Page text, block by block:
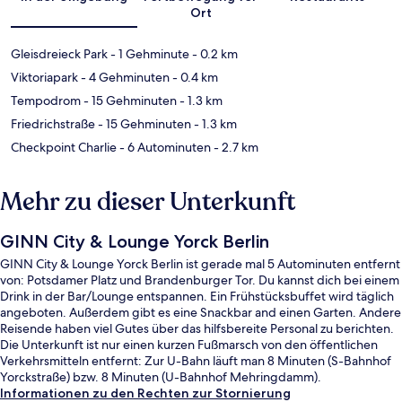
Ort
Gleisdreieck Park- 1 Gehminute- 0.2 km
Viktoriapark- 4 Gehminuten- 0.4 km
Tempodrom- 15 Gehminuten- 1.3 km
Friedrichstraße- 15 Gehminuten- 1.3 km
Checkpoint Charlie- 6 Autominuten- 2.7 km
Mehr zu dieser Unterkunft
GINN City & Lounge Yorck Berlin
GINN City & Lounge Yorck Berlin ist gerade mal 5 Autominuten entfernt
von: Potsdamer Platz und Brandenburger Tor. Du kannst dich bei einem
Drink in der Bar/Lounge entspannen. Ein Frühstücksbuffet wird täglich
angeboten. Außerdem gibt es eine Snackbar and einen Garten. Andere
Reisende haben viel Gutes über das hilfsbereite Personal zu berichten.
Die Unterkunft ist nur einen kurzen Fußmarsch von den öffentlichen
Verkehrsmitteln entfernt: Zur U-Bahn läuft man 8 Minuten (S-Bahnhof
Yorckstraße) bzw. 8 Minuten (U-Bahnhof Mehringdamm).
Informationen zu den Rechten zur Stornierung